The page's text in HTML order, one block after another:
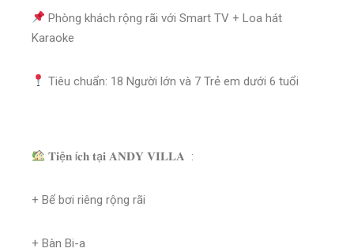
Phòng khách rộng rãi với Smart TV + Loa hát
Karaoke
Tiêu chuẩn: 18 Người lớn và 7 Trẻ em dưới 6 tuổi
𝐓𝐢ệ𝐧 í𝐜𝐡 𝐭ạ𝐢 𝐀𝐍𝐃𝐘 𝐕𝐈𝐋𝐋𝐀 :
+ Bể bơi riêng rộng rãi
+ Bàn Bi-a